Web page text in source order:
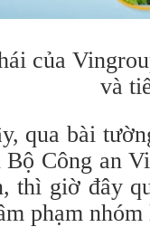
của
và
qua bài
Bộ Công an
thì giờ đây
phạm